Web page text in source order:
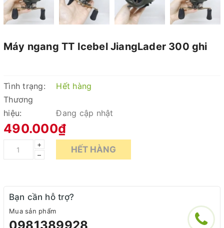
Máy ngang TT Icebel JiangLader 300 ghi
Tình trạng:
Hết hàng
Thương
hiệu:
Đang cập nhật
490.000₫
+
–
HẾT HÀNG
Bạn cần hỗ trợ?
Mua sản phẩm